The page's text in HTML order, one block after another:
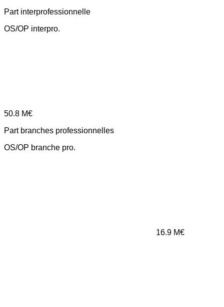
Part interprofessionnelle
OS/OP interpro.
50.8 M€
Part branches professionnelles
OS/OP branche pro.
16.9 M€